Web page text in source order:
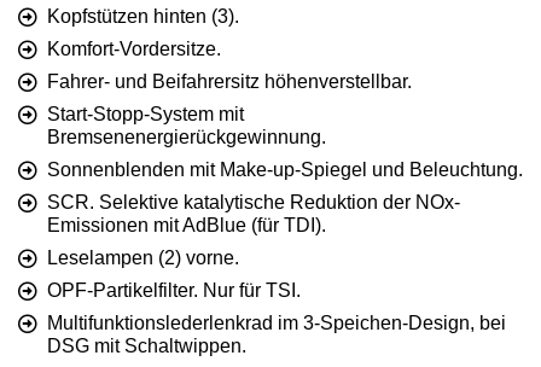
Kopfstützen hinten (3).
Komfort-Vordersitze.
Fahrer- und Beifahrersitz höhenverstellbar.
Start-Stopp-System mit
Bremsenenergierückgewinnung.
Sonnenblenden mit Make-up-Spiegel und Beleuchtung.
SCR. Selektive katalytische Reduktion der NOx-
Emissionen mit AdBlue (für TDI).
Leselampen (2) vorne.
OPF-Partikelfilter. Nur für TSI.
Multifunktionslederlenkrad im 3-Speichen-Design, bei
DSG mit Schaltwippen.